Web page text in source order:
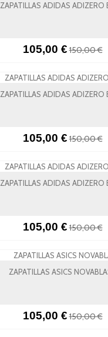
ZAPATILLAS ADIDAS ADIZERO
105,00 €150,00 €
ZAPATILLAS ADIDAS ADIZERO
105,00 €150,00 €
ZAPATILLAS ADIDAS ADIZERO
105,00 €150,00 €
ZAPATILLAS ASICS
105,00 €150,00 €